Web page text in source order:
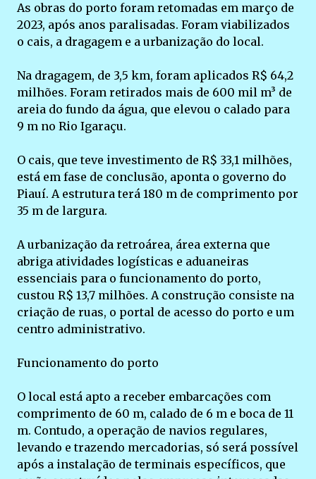
As obras do porto foram retomadas em março de
2023, após anos paralisadas. Foram viabilizados
o cais, a dragagem e a urbanização do local.
Na dragagem, de 3,5 km, foram aplicados R$ 64,2
milhões. Foram retirados mais de 600 mil m³ de
areia do fundo da água, que elevou o calado para
9 m no Rio Igaraçu.
O cais, que teve investimento de R$ 33,1 milhões,
está em fase de conclusão, aponta o governo do
Piauí. A estrutura terá 180 m de comprimento por
35 m de largura.
A urbanização da retroárea, área externa que
abriga atividades logísticas e aduaneiras
essenciais para o funcionamento do porto,
custou R$ 13,7 milhões. A construção consiste na
criação de ruas, o portal de acesso do porto e um
centro administrativo.
Funcionamento do porto
O local está apto a receber embarcações com
comprimento de 60 m, calado de 6 m e boca de 11
m. Contudo, a operação de navios regulares,
levando e trazendo mercadorias, só será possível
após a instalação de terminais específicos, que